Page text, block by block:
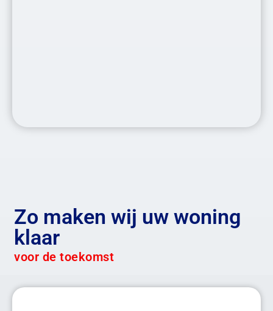
Zo maken wij uw woning
klaar
voor de toekomst